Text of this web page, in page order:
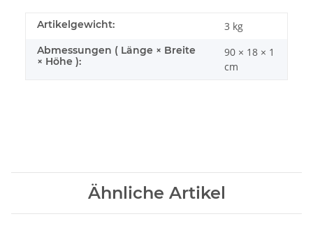
Artikelgewicht: 3 kg
Abmessungen ( Länge × Breite
× Höhe ):
90 × 18 × 1
cm
Ähnliche Artikel